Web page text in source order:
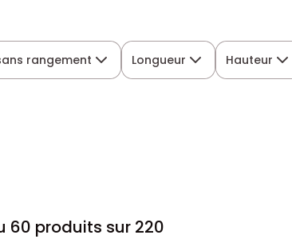
rangement Longueur Hauteur
60 produits sur 220